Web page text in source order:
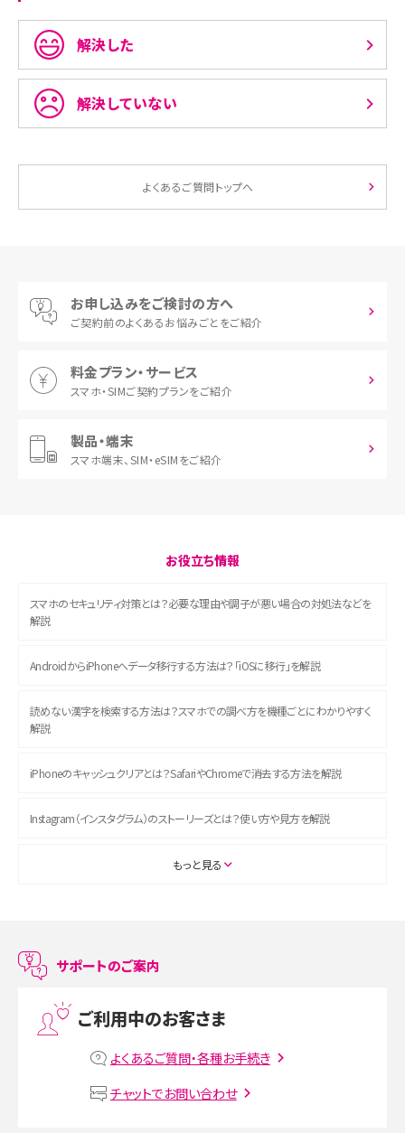
解決した
解決していない
よくあるご質問トップへ
お申し込みをご検討の方へ
ご契約前のよくあるお悩みごとをご紹介
料金プラン・サービス
スマホ・SIMご契約プランをご紹介
製品・端末
スマホ端末、 SIM・eSIMをご紹介
お役立ち情報
スマホのセキュリティ対策とは？必要な理由や調子が悪い場合の対処法などを
解説
AndroidからiPhoneへデータ移行する方法は？「iOSに移行」を解説
読めない漢字を検索する方法は？スマホでの調べ方を機種ごとにわかりやすく
解説
iPhoneのキャッシュクリアとは？SafariやChromeで消去する方法を解説
Instagram（インスタグラム）のストーリーズとは？使い方や見方を解説
ASMRとは？初心者向けの代表ジャンルや楽しみ方を解説
LINEで友だちを削除する方法は？方法ごとの影響や復活・復元する方法も解説
プリペイドSIMとは？種類やメリット・デメリット、利用までの流れを解説
VPN接続とは？仕組みや必要性、メリット・デメリット、接続方法を解説
もっと見る
サポートのご案内
ご利用中のお客さま
よくあるご質問・各種お手続き
チャットでお問い合わせ